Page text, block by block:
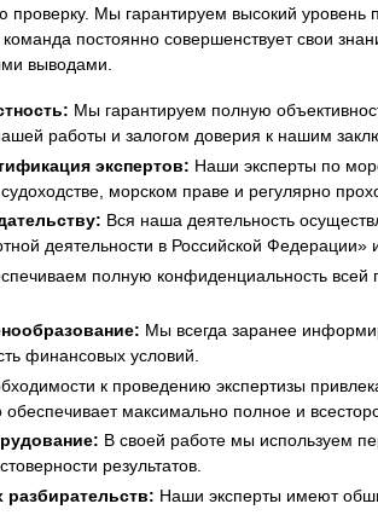
Мы гарантируем высокий
постоянно совершенствует свои
выводами.
Мы гарантируем полную
работы и залогом доверия к нашим
экспертов: Наши эксперты по
морском праве и регулярно
Вся наша деятельность
деятельности в Российской
полную конфиденциальность
Мы всегда заранее
финансовых условий.
к проведению экспертизы
максимально полное и
В своей работе мы используем
результатов.
Наши эксперты имеют